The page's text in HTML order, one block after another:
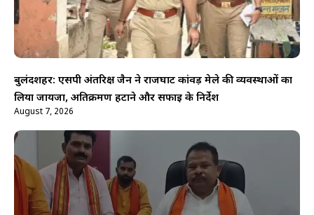
बुलंदशहर: एसपी अंतरिक्ष जैन ने राजघाट कांवड़ मेले की व्यवस्थाओं का
लिया जायजा, अतिक्रमण हटाने और सफाई के निर्देश
August 7, 2026